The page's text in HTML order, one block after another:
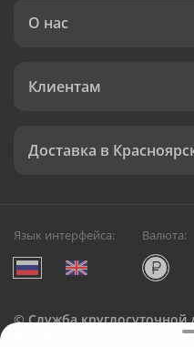
О нас
Клиентам
Доставка в
Язык интерфейса: Валюта:
©Служба круглосуточной